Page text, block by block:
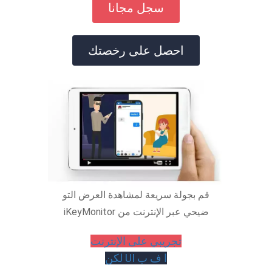
سجل مجانا
احصل على رخصتك
قم بجولة سريعة لمشاهدة العرض التو
ضيحي عبر الإنترنت من iKeyMonitor
تجريبي على الإنترنت
ا ف ب UI لكن